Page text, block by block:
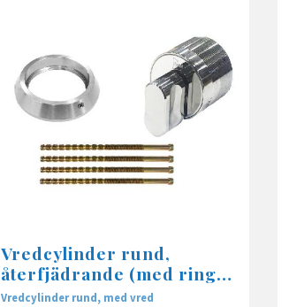
Vredcylinder rund,
återfjädrande (med ring
och skruv)
Vredcylinder rund, med vred